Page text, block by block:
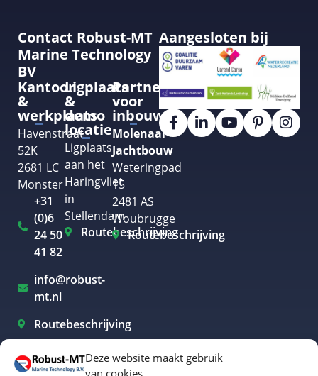
Deze website maakt gebruik
van cookies
Contact Robust-MT
Marine Technology
BV
Kantoor
&
werkplaats
Havenstraat
52K
2681 LC
Monster
+31
(0)6
24 50
41 82
info@robust-
mt.nl
Routebeschrijving
Ligplaats
&
demo
locatie
Ligplaats
aan het
Haringvliet
in
Stellendam
Routebeschrijving
Partner
voor
inbouw
Molenaar
Jachtbouw
Weteringpad
15
2481 AS
Woubrugge
Routebeschrijving
Aangesloten bij